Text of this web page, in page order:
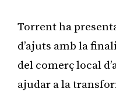
Torrent ha
d’ajuts amb la
del comerç local
ajudar a la